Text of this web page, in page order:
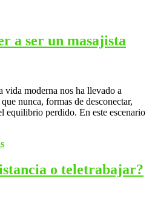
a ser un masajista
vida moderna nos ha llevado a
nunca, formas de desconectar,
equilibrio perdido. En este escenario
o teletrabajar?